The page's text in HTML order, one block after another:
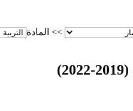
>> المادة